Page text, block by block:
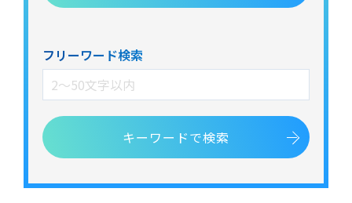
フリーワード検索
キーワードで検索